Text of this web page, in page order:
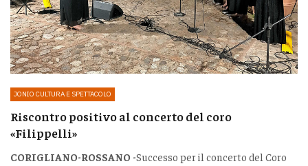
JONIO CULTURA E SPETTACOLO
Riscontro positivo al concerto del coro
«Filippelli»
CORIGLIANO-ROSSANO -Successo per il concerto del Coro